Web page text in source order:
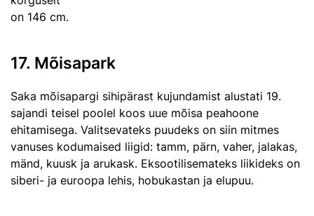
on 146 cm.
17. Mõisapark
Saka mõisapargi sihipärast kujundamist alustati 19.
sajandi teisel poolel koos uue mõisa peahoone
ehitamisega. Valitsevateks puudeks on siin mitmes
vanuses kodumaised liigid: tamm, pärn, vaher, jalakas,
mänd, kuusk ja arukask. Eksootilisemateks liikideks on
siberi- ja euroopa lehis, hobukastan ja elupuu.